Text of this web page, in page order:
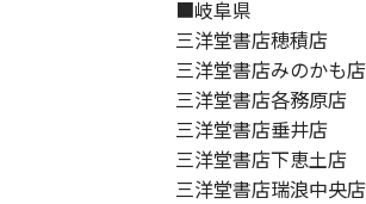
■岐阜県
三洋堂書店穂積店
三洋堂書店みのかも店
三洋堂書店各務原店
三洋堂書店垂井店
三洋堂書店下恵土店
三洋堂書店瑞浪中央店